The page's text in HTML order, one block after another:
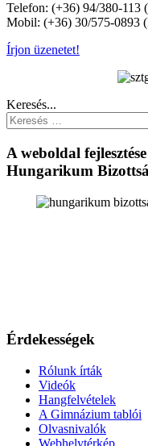
Telefon: (+36) 94/380-113
Mobil: (+36) 30/575-0893
Írjon üzenetet!
Keresés...
A weboldal
Hungarikum
Érdekességek
Rólunk írták
Videók
Hangfelvételek
A Gimnázium tablói
Olvasnivalók